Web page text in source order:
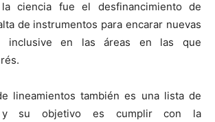
ciencia fue el desfinancimiento de
de instrumentos para encarar nuevas
inclusive en las áreas en las que
lineamientos también es una lista de
y su objetivo es cumplir con la